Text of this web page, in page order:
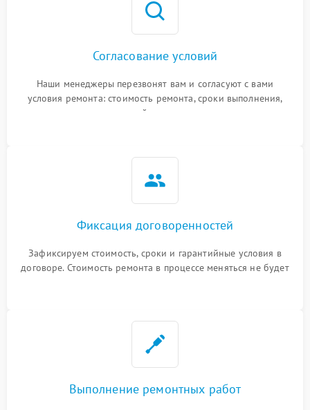
Согласование условий
Наши менеджеры перезвонят вам и согласуют с вами
условия ремонта: стоимость ремонта, сроки выполнения,
гарантийные условия
Фиксация договоренностей
Зафиксируем стоимость, сроки и гарантийные условия в
договоре. Стоимость ремонта в процессе меняться не будет
Выполнение ремонтных работ